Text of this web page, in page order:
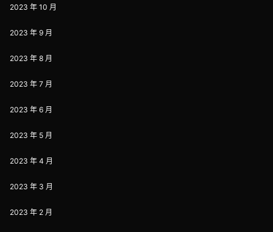
2023 年 10 月
2023 年 9 月
2023 年 8 月
2023 年 7 月
2023 年 6 月
2023 年 5 月
2023 年 4 月
2023 年 3 月
2023 年 2 月